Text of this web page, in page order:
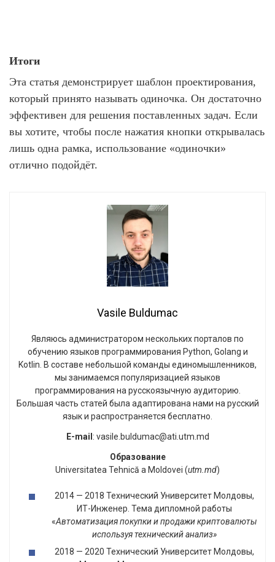
Итоги
Эта статья демонстрирует шаблон проектирования,
который принято называть одиночка. Он достаточно
эффективен для решения поставленных задач. Если
вы хотите, чтобы после нажатия кнопки открывалась
лишь одна рамка, использование «одиночки»
отлично подойдёт.
Vasile Buldumac
Являюсь администратором нескольких порталов по
обучению языков программирования Python, Golang и
Kotlin. В составе небольшой команды единомышленников,
мы занимаемся популяризацией языков
программирования на русскоязычную аудиторию.
Большая часть статей была адаптирована нами на русский
язык и распространяется бесплатно.
E-mail : vasile.buldumac@ati.utm.md
Образование
Universitatea Tehnică a Moldovei (utm.md)
2014 — 2018 Технический Университет Молдовы,
ИТ-Инженер. Тема дипломной работы
«Автоматизация покупки и продажи криптовалюты
используя технический анализ»
2018 — 2020 Технический Университет Молдовы,